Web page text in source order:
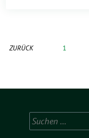
ZURÜCK 1
Suchen
nach: